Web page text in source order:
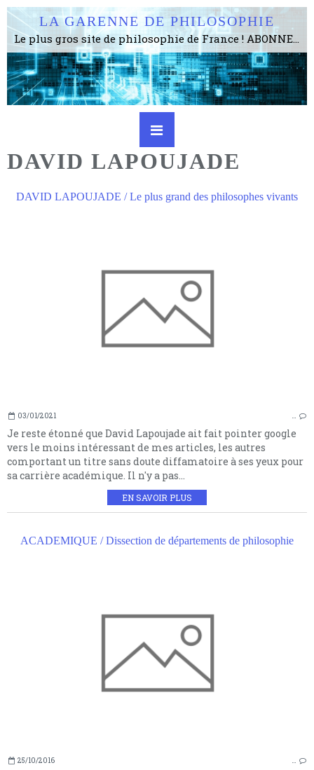
LA GARENNE DE PHILOSOPHIE
Le plus gros site de philosophie de France ! ABONNEZ-VOUS ! 4115 Articles, 1634 abonné·e·s, depuis 2006 . . . . . . . . 2 852 214 pages vues jusqu'à présent. Prestance et être apte à un plus grand nombre de choses.
DAVID LAPOUJADE
DAVID LAPOUJADE / Le plus grand des philosophes vivants
03/01/2021 …
Je reste étonné que David Lapoujade ait fait pointer google
vers le moins intéressant de mes articles, les autres
comportant un titre sans doute diffamatoire à ses yeux pour
sa carrière académique. Il n'y a pas...
EN SAVOIR PLUS
ACADEMIQUE / Dissection de départements de philosophie
25/10/2016